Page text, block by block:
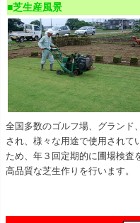
■芝生産風景
全国多数のゴルフ場、グランド
され、様々な用途で使用されて
ため、年３回定期的に圃場検査
高品質な芝生作りを行います。